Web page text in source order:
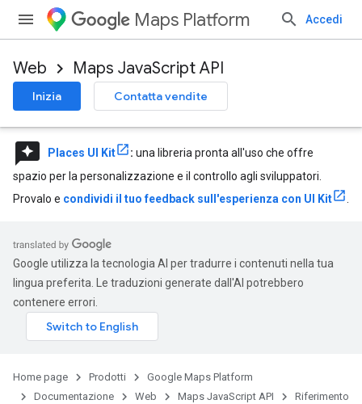
Maps Platform Accedi
Web Maps JavaScript API
Inizia Contatta vendite
reviews Places UI Kit : una libreria pronta all'uso che offre
spazio per la personalizzazione e il controllo agli sviluppatori.
Provalo e condividi il tuo feedback sull'esperienza con UI Kit .
Google utilizza la tecnologia AI per tradurre i contenuti nella tua
lingua preferita. Le traduzioni generate dall'AI potrebbero
contenere errori.
Home page Prodotti
Google Maps Platform
Documentazione
Web Maps JavaScript API Riferimento